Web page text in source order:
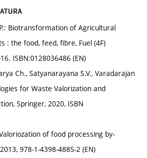
Biotransformation of Agricultural
: the food, feed, fibre, Fuel (4F)
ISBN:0128036486 (EN)
Ch., Satyanarayana S.V., Varadarajan
for Waste Valorization and
Springer, 2020, ISBN
of food processing by-
978-1-4398-4885-2 (EN)